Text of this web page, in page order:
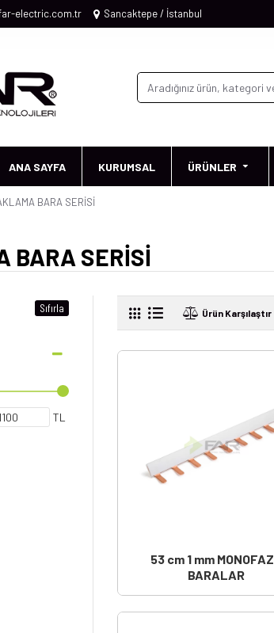
electric.com.tr Sancaktepe / İstanbul
ANA SAYFA KURUMSAL ÜRÜNLER
BARA SERİSİ
BARA SERİSİ
Sıfırla
TL
Ürün Karşılaştır
53 cm 1 mm
BARALAR